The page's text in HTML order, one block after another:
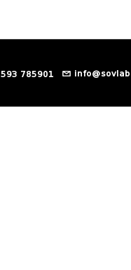
593 785901